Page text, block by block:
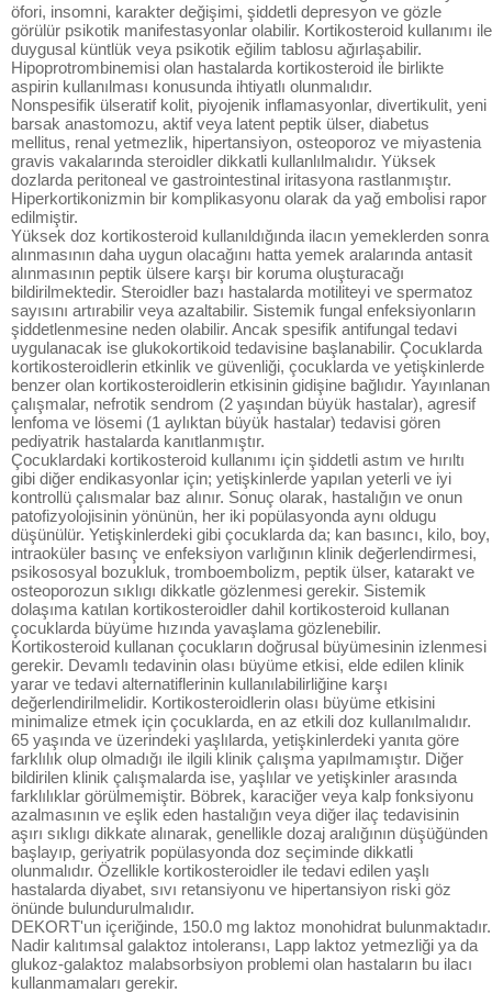
öfori, insomni, karakter değişimi, şiddetli depresyon ve gözle
görülür psikotik manifestasyonlar olabilir. Kortikosteroid kullanımı ile
duygusal küntlük veya psikotik eğilim tablosu ağırlaşabilir.
Hipoprotrombinemisi olan hastalarda kortikosteroid ile birlikte
aspirin kullanılması konusunda ihtiyatlı olunmalıdır.
Nonspesifik ülseratif kolit, piyojenik inflamasyonlar, divertikulit, yeni
barsak anastomozu, aktif veya latent peptik ülser, diabetus
mellitus, renal yetmezlik, hipertansiyon, osteoporoz ve miyastenia
gravis vakalarında steroidler dikkatli kullanlılmalıdır. Yüksek
dozlarda peritoneal ve gastrointestinal iritasyona rastlanmıştır.
Hiperkortikonizmin bir komplikasyonu olarak da yağ embolisi rapor
edilmiştir.
Yüksek doz kortikosteroid kullanıldığında ilacın yemeklerden sonra
alınmasının daha uygun olacağını hatta yemek aralarında antasit
alınmasının peptik ülsere karşı bir koruma oluşturacağı
bildirilmektedir. Steroidler bazı hastalarda motiliteyi ve spermatoz
sayısını artırabilir veya azaltabilir. Sistemik fungal enfeksiyonların
şiddetlenmesine neden olabilir. Ancak spesifik antifungal tedavi
uygulanacak ise glukokortikoid tedavisine başlanabilir. Çocuklarda
kortikosteroidlerin etkinlik ve güvenliği, çocuklarda ve yetişkinlerde
benzer olan kortikosteroidlerin etkisinin gidişine bağlıdır. Yayınlanan
çalışmalar, nefrotik sendrom (2 yaşından büyük hastalar), agresif
lenfoma ve lösemi (1 aylıktan büyük hastalar) tedavisi gören
pediyatrik hastalarda kanıtlanmıştır.
Çocuklardaki kortikosteroid kullanımı için şiddetli astım ve hırıltı
gibi diğer endikasyonlar için; yetişkinlerde yapılan yeterli ve iyi
kontrollü çalısmalar baz alınır. Sonuç olarak, hastalığın ve onun
patofizyolojisinin yönünün, her iki popülasyonda aynı oldugu
düşünülür. Yetişkinlerdeki gibi çocuklarda da; kan basıncı, kilo, boy,
intraoküler basınç ve enfeksiyon varlığının klinik değerlendirmesi,
psikososyal bozukluk, tromboembolizm, peptik ülser, katarakt ve
osteoporozun sıklıgı dikkatle gözlenmesi gerekir. Sistemik
dolaşıma katılan kortikosteroidler dahil kortikosteroid kullanan
çocuklarda büyüme hızında yavaşlama gözlenebilir.
Kortikosteroid kullanan çocukların doğrusal büyümesinin izlenmesi
gerekir. Devamlı tedavinin olası büyüme etkisi, elde edilen klinik
yarar ve tedavi alternatiflerinin kullanılabilirliğine karşı
değerlendirilmelidir. Kortikosteroidlerin olası büyüme etkisini
minimalize etmek için çocuklarda, en az etkili doz kullanılmalıdır.
65 yaşında ve üzerindeki yaşlılarda, yetişkinlerdeki yanıta göre
farklılık olup olmadığı ile ilgili klinik çalışma yapılmamıştır. Diğer
bildirilen klinik çalışmalarda ise, yaşlılar ve yetişkinler arasında
farklılıklar görülmemiştir. Böbrek, karaciğer veya kalp fonksiyonu
azalmasının ve eşlik eden hastalığın veya diğer ilaç tedavisinin
aşırı sıklıgı dikkate alınarak, genellikle dozaj aralığının düşüğünden
başlayıp, geriyatrik popülasyonda doz seçiminde dikkatli
olunmalıdır. Özellikle kortikosteroidler ile tedavi edilen yaşlı
hastalarda diyabet, sıvı retansiyonu ve hipertansiyon riski göz
önünde bulundurulmalıdır.
DEKORT'un içeriğinde, 150.0 mg laktoz monohidrat bulunmaktadır.
Nadir kalıtımsal galaktoz intoleransı, Lapp laktoz yetmezliği ya da
glukoz-galaktoz malabsorbsiyon problemi olan hastaların bu ilacı
kullanmamaları gerekir.